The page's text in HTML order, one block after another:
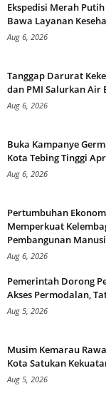
Ekspedisi Merah
Bawa Layanan
Aug 6, 2026
Tanggap Darurat
dan PMI Salurkan Air
Aug 6, 2026
Buka Kampanye
Kota Tebing Tinggi
Aug 6, 2026
Pertumbuhan
Memperkuat
Pembangunan
Aug 6, 2026
Pemerintah Dorong
Akses Permodalan,
Aug 5, 2026
Musim Kemarau
Kota Satukan
Aug 5, 2026